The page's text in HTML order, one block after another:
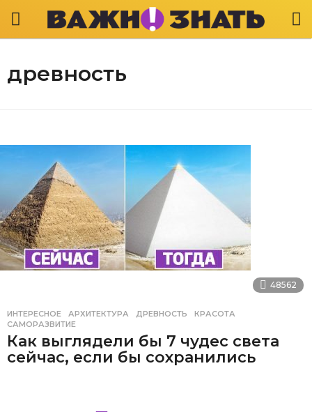
древность
48562
ИНТЕРЕСНОЕ АРХИТЕКТУРА ,ДРЕВНОСТЬ ,КРАСОТА
САМОРАЗВИТИЕ
Как выглядели бы 7 чудес света
сейчас, если бы сохранились